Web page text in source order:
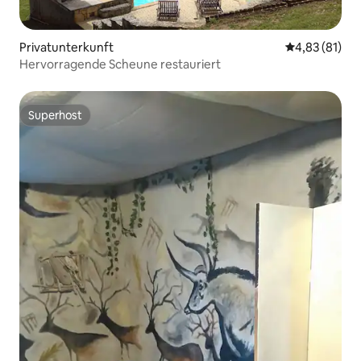
Privatunterkunft
4,83 (81)
Hervorragende Scheune restauriert
Superhost
Superhost